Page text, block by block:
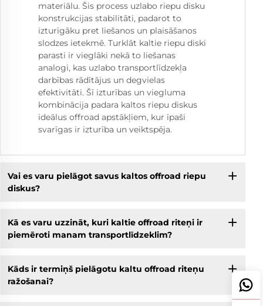
materiālu. Šis process uzlabo riepu disku
konstrukcijas stabilitāti, padarot to
izturīgāku pret liešanos un plaisāšanos
slodzes ietekmē. Turklāt kaltie riepu diski
parasti ir vieglāki nekā to liešanas
analogi, kas uzlabo transportlīdzekļa
darbības rādītājus un degvielas
efektivitāti. Šī izturības un viegluma
kombinācija padara kaltos riepu diskus
ideālus offroad apstākļiem, kur īpaši
svarīgas ir izturība un veiktspēja.
Vai es varu pielāgot savus kaltos offroad riepu
diskus?
Kā es varu uzzināt, kuri kaltie offroad riteņi ir
piemēroti manam transportlīdzeklim?
Kāds ir termiņš pielāgotu kaltu offroad riteņu
ražošanai?